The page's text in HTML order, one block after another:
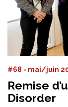
#68 - mai/juin
Remise
Disorder